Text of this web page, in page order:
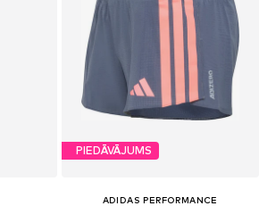
PIEDĀVĀJUMS
ADIDAS PERFORMANCE